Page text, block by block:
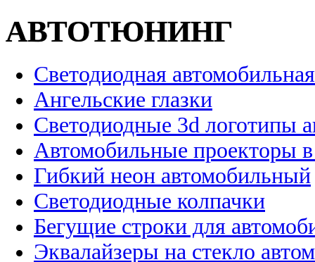
АВТОТЮНИНГ
Светодиодная
Ангельские глазки
Светодиодные 3d логотипы
Автомобильные проекторы
Гибкий неон автомобильный
Светодиодные колпачки
Бегущие строки для
Эквалайзеры на стекло